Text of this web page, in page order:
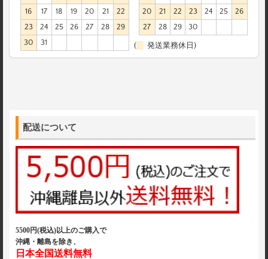
16
17 18 19 20 21
22
23
24 25 26 27 28
29
30
31
20
21 22 23 24 25
26
27
28 29 30
( 発送業務休日)
配送について
5500円(税込)以上のご購入で
沖縄・離島を除き、
日本全国送料無料